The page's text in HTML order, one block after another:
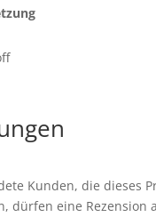
Kunden, die dieses
dürfen eine Rezension